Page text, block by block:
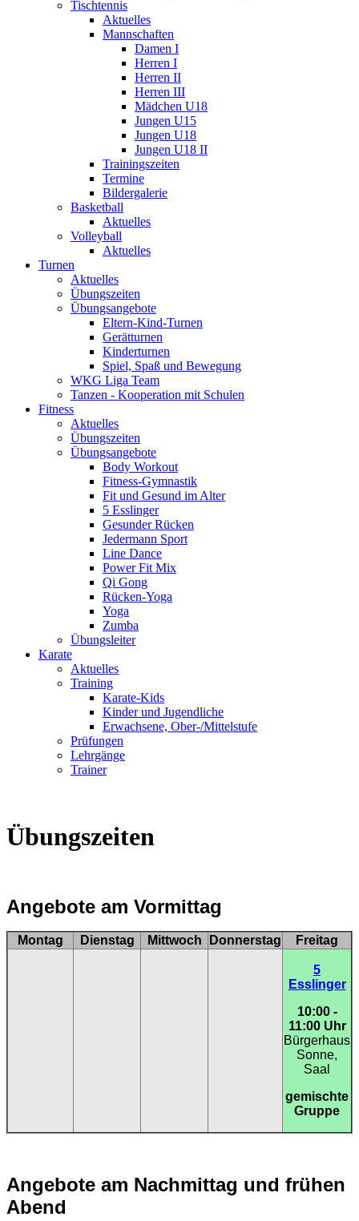
Tischtennis
Aktuelles
Mannschaften
Damen I
Herren I
Herren II
Herren III
Mädchen U18
Jungen U15
Jungen U18
Jungen U18 II
Trainingszeiten
Termine
Bildergalerie
Basketball
Aktuelles
Volleyball
Aktuelles
Turnen
Aktuelles
Übungszeiten
Übungsangebote
Eltern-Kind-Turnen
Gerätturnen
Kinderturnen
Spiel, Spaß und Bewegung
WKG Liga Team
Tanzen - Kooperation mit Schulen
Fitness
Aktuelles
Übungszeiten
Übungsangebote
Body Workout
Fitness-Gymnastik
Fit und Gesund im Alter
5 Esslinger
Gesunder Rücken
Jedermann Sport
Line Dance
Power Fit Mix
Qi Gong
Rücken-Yoga
Yoga
Zumba
Übungsleiter
Karate
Aktuelles
Training
Karate-Kids
Kinder und Jugendliche
Erwachsene, Ober-/Mittelstufe
Prüfungen
Lehrgänge
Trainer
Übungszeiten
Angebote am Vormittag
Montag Dienstag Mittwoch Donnerstag Freitag
5
Esslinger
10:00 -
11:00 Uhr
Bürgerhaus
Sonne,
Saal
gemischte
Gruppe
Angebote am Nachmittag und frühen
Abend